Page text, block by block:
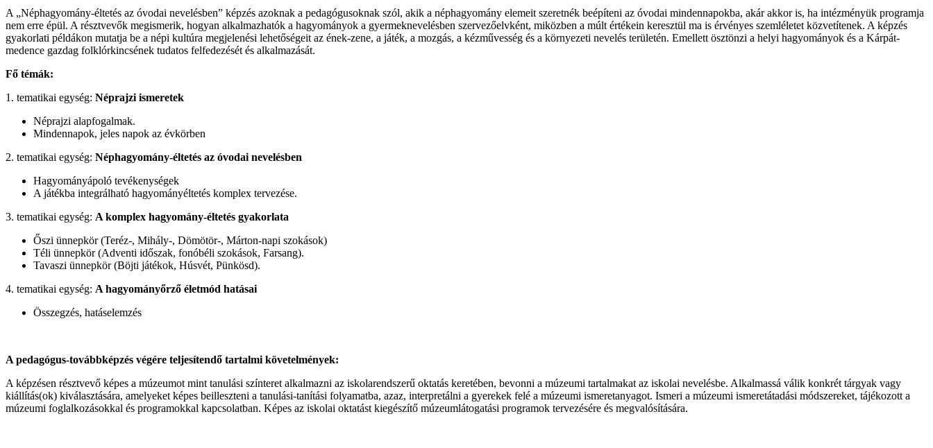
A „Néphagyomány-éltetés az óvodai nevelésben” képzés azoknak a pedagógusoknak szól, akik a néphagyomány elemeit szeretnék beépíteni az óvodai mindennapokba, akár akkor is, ha intézményük programja
nem erre épül. A résztvevők megismerik, hogyan alkalmazhatók a hagyományok a gyermeknevelésben szervezőelvként, miközben a múlt értékein keresztül ma is érvényes szemléletet közvetítenek. A képzés
gyakorlati példákon mutatja be a népi kultúra megjelenési lehetőségeit az ének-zene, a játék, a mozgás, a kézművesség és a környezeti nevelés területén. Emellett ösztönzi a helyi hagyományok és a Kárpát-
medence gazdag folklórkincsének tudatos felfedezését és alkalmazását.
Fő témák:
1. tematikai egység: Néprajzi ismeretek
Néprajzi alapfogalmak.
Mindennapok, jeles napok az évkörben
2. tematikai egység: Néphagyomány-éltetés az óvodai nevelésben
Hagyományápoló tevékenységek
A játékba integrálható hagyományéltetés komplex tervezése.
3. tematikai egység: A komplex hagyomány-éltetés gyakorlata
Őszi ünnepkör (Teréz-, Mihály-, Dömötör-, Márton-napi szokások)
Téli ünnepkör (Adventi időszak, fonóbéli szokások, Farsang).
Tavaszi ünnepkör (Böjti játékok, Húsvét, Pünkösd).
4. tematikai egység: A hagyományőrző életmód hatásai
Összegzés, hatáselemzés
A pedagógus-továbbképzés végére teljesítendő tartalmi követelmények:
A képzésen résztvevő képes a múzeumot mint tanulási színteret alkalmazni az iskolarendszerű oktatás keretében, bevonni a múzeumi tartalmakat az iskolai nevelésbe. Alkalmassá válik konkrét tárgyak vagy
kiállítás(ok) kiválasztására, amelyeket képes beilleszteni a tanulási-tanítási folyamatba, azaz, interpretálni a gyerekek felé a múzeumi ismeretanyagot. Ismeri a múzeumi ismeretátadási módszereket, tájékozott a
múzeumi foglalkozásokkal és programokkal kapcsolatban. Képes az iskolai oktatást kiegészítő múzeumlátogatási programok tervezésére és megvalósítására.